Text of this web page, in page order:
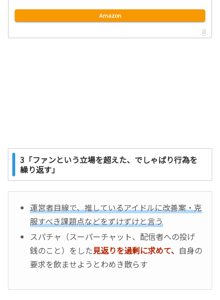
Amazon
3「ファンという立場を超えた、でしゃばり行為を
繰り返す」
運営者目線で、推しているアイドルに改善案・克
服すべき課題点などをずけずけと言う
スパチャ（スーパーチャット、配信者への投げ
銭のこと）をした見返りを過剰に求めて、 自身の
要求を飲ませようとわめき散らす